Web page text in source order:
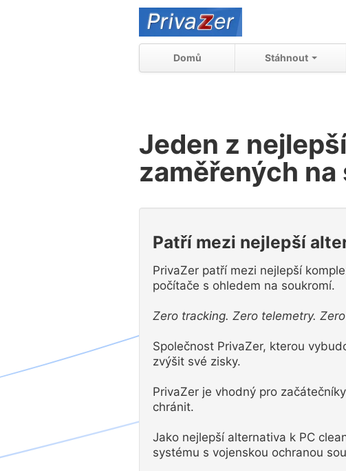
Domů Stáhnout
Jeden z
zaměřených
Patří mezi nejlepší
PrivaZer patří mezi nejlepší
počítače s ohledem na soukromí.
Zero tracking. Zero telemetry.
Společnost PrivaZer, kterou
zvýšit své zisky.
PrivaZer je vhodný pro
chránit.
Jako nejlepší alternativa k PC
systému s vojenskou ochranou